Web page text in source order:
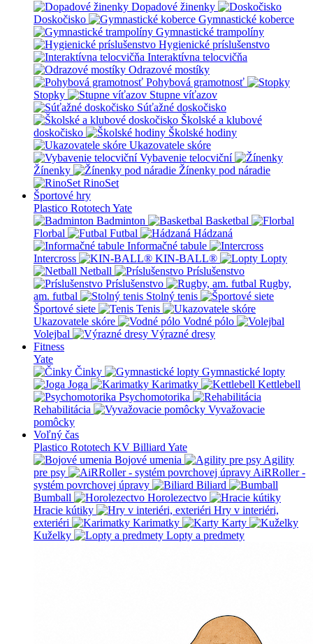
Dopadové žinenky
Doskočisko
Gymnastické koberce
Gymnastické trampolíny
Hygienické príslušenstvo
Interaktívna telocvičňa
Odrazové mostíky
Pohybová gramotnosť
Stopky
Stupne víťazov
Súťažné doskočisko
Školské a klubové
doskočisko
Školské hodiny
Ukazovatele skóre
Vybavenie telocviční
Žínenky
Žínenky pod náradie
RinoSet
Športové hry
Plastico Rototech Yate
Badminton
Basketbal
Florbal
Futbal
Hádzaná
Informačné tabule
Intercross
KIN-BALL®
Lopty
Netball
Príslušenstvo
Príslušenstvo
Rugby,
am. futbal
Stolný tenis
Športové siete
Tenis
Ukazovatele skóre
Vodné pólo
Volejbal
Výrazné dresy
Fitness
Yate
Činky
Gymnastické lopty
Joga
Karimatky
Kettlebell
Psychomotorika
Rehabilitácia
Vyvažovacie
pomôcky
Voľný čas
Plastico Rototech KV Billiard Yate
Bojové umenia
Agility
pre psy
AiRRoller -
systém povrchovej úpravy
Biliard
Bumball
Horolezectvo
Hracie kútiky
Hry v interiéri,
exteriéri
Karimatky
Karty
Kuželky
Lopty a predmety